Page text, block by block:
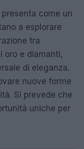
come un
a esplorare
tra
oro e diamanti,
di eleganza.
nuove forme
Si prevede che
uniche per